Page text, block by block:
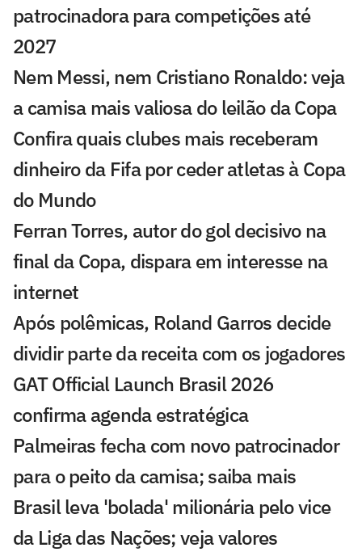
patrocinadora para competições até
2027
Nem Messi, nem Cristiano Ronaldo: veja
a camisa mais valiosa do leilão da Copa
Confira quais clubes mais receberam
dinheiro da Fifa por ceder atletas à Copa
do Mundo
Ferran Torres, autor do gol decisivo na
final da Copa, dispara em interesse na
internet
Após polêmicas, Roland Garros decide
dividir parte da receita com os jogadores
GAT Official Launch Brasil 2026
confirma agenda estratégica
Palmeiras fecha com novo patrocinador
para o peito da camisa; saiba mais
Brasil leva 'bolada' milionária pelo vice
da Liga das Nações; veja valores